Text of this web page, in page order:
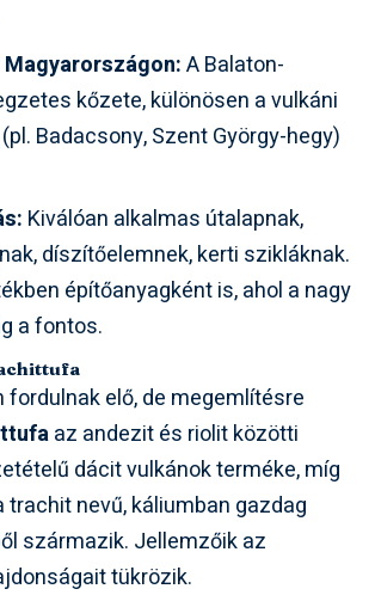
ABalaton-
kőzete, különösen a vulkáni
Badacsony,Szent György-hegy)
Kiválóan alkalmas útalapnak,
díszítőelemnek, kerti szikláknak.
építőanyagként is, ahol a nagy
a fontos.
fordulnak elő, de megemlítésre
az andezit és riolit közötti
dácit vulkánok terméke, míg
trachit nevű, káliumban gazdag
származik. Jellemzőik az
tükrözik.